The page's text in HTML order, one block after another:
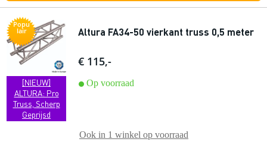
Popu
lair
[NIEUW]
ALTURA: Pro
Truss, Scherp
Geprijsd
Altura FA34-50 vierkant truss 0,5 meter
€ 115,-
Op voorraad
Ook in 1 winkel op voorraad